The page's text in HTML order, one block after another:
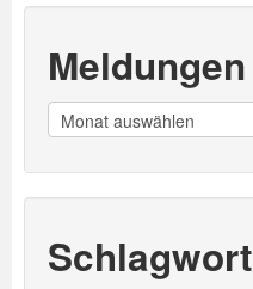
Meldungen
Meldungen
Schlagwort